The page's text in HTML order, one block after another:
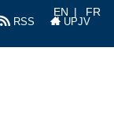
RSS UPJV
EN FR